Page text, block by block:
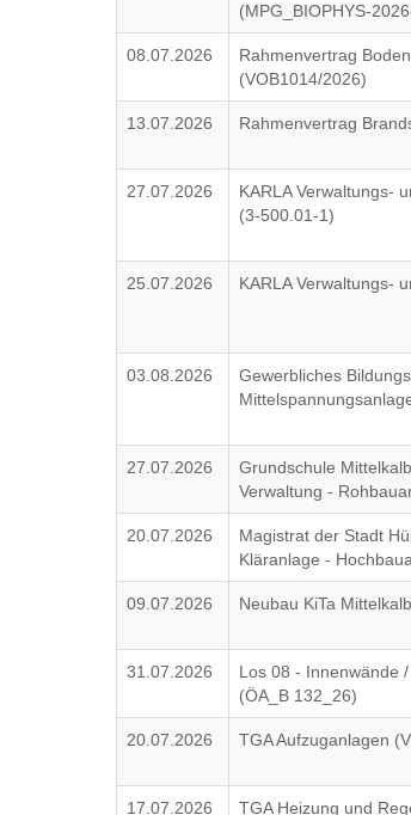
(MPG_BIOPHYS-
08.07.2026
Rahmenvertrag
(VOB1014/2026)
13.07.2026 Rahmenvertrag
27.07.2026
KARLA Verwaltungs-
(3-500.01-1)
25.07.2026 KARLA Verwaltungs-
03.08.2026
Gewerbliches
27.07.2026
Grundschule
Verwaltung -
20.07.2026
Magistrat der Stadt
Kläranlage -
09.07.2026 Neubau KiTa
31.07.2026
Los 08 - Innenwände
(ÖA_B 132_26)
20.07.2026 TGA Aufzuganlagen
17.07.2026 TGA Heizung und